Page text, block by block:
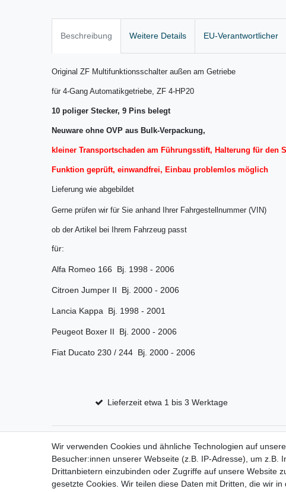
Beschreibung Weitere Details EU-Verantwortlicher
Original ZF Multifunktionsschalter außen am Getriebe
für 4-Gang Automatikgetriebe, ZF 4-HP20
10 poliger Stecker, 9 Pins belegt
Neuware ohne OVP aus Bulk-Verpackung,
kleiner Transportschaden am Führungsstift, Halterung für den
Funktion geprüft, einwandfrei, Einbau problemlos möglich
Lieferung wie abgebildet
Gerne prüfen wir für Sie anhand Ihrer Fahrgestellnummer (VIN)
ob der Artikel bei Ihrem Fahrzeug passt
für:
Alfa Romeo 166 Bj. 1998 - 2006
Citroen Jumper II Bj. 2000 - 2006
Lancia Kappa Bj. 1998 - 2001
Peugeot Boxer II Bj. 2000 - 2006
Fiat Ducato 230 / 244 Bj. 2000 - 2006
Lieferzeit etwa 1 bis 3 Werktage
Wir verwenden Cookies und ähnliche Technologien auf
Besucher:innen unserer Webseite (z.B. IP-Adresse), um z.B.
Drittanbietern einzubinden oder Zugriffe auf unsere Website
gesetzte Cookies. Wir teilen diese Daten mit Dritten, die wir in
Impressum